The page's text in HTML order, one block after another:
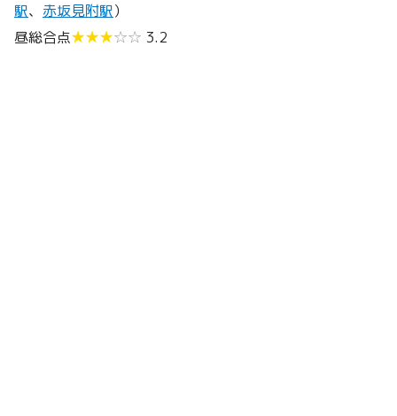
駅、 赤坂見附駅）
昼総合点★★★☆☆ 3.2